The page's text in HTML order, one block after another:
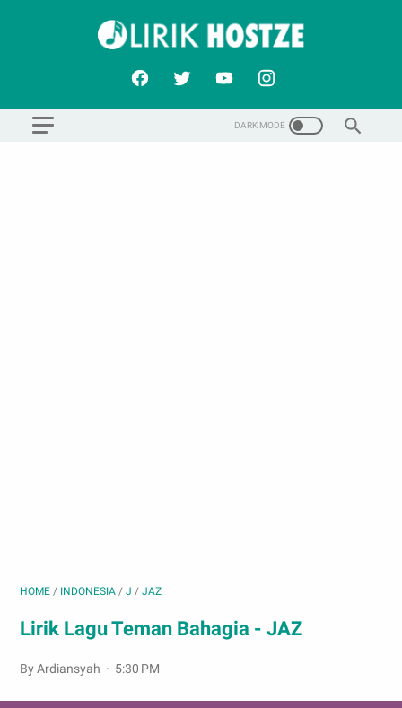
HOME / INDONESIA / J / JAZ
Lirik Lagu Teman Bahagia - JAZ
By Ardiansyah 5:30 PM